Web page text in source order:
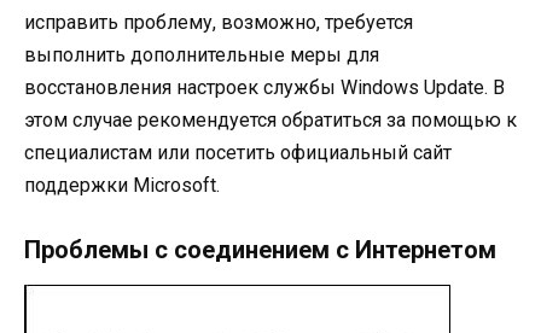
исправить проблему, возможно, требуется
выполнить дополнительные меры для
восстановления настроек службы Windows Update. В
этом случае рекомендуется обратиться за помощью к
специалистам или посетить официальный сайт
поддержки Microsoft.
Проблемы с соединением с Интернетом